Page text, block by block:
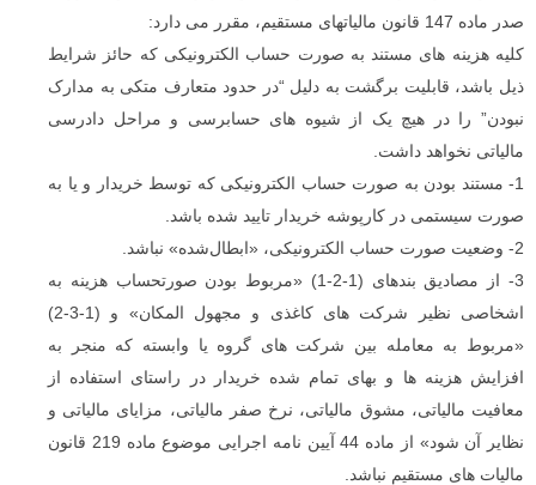
صدر ماده 147 قانون مالیاتهای مستقیم، مقرر می ‌دارد:
کلیه هزینه‌ های مستند به صورت‌ حساب الکترونیکی که حائز شرایط
ذیل باشد، قابلیت برگشت به دلیل “در حدود متعارف متکی به مدارک
نبودن” را در هیچ یک از شیوه های حسابرسی و مراحل دادرسی
مالیاتی نخواهد داشت.
1- مستند بودن به صورت‌ حساب الکترونیکی که توسط خریدار و یا به
صورت سیستمی در کارپوشه خریدار تایید شده باشد.
2- وضعیت صورت‌ حساب الکترونیکی، «ابطال‌شده» نباشد.
3- از مصادیق بندهای (1-2-1) «مربوط بودن صورتحساب هزینه به
اشخاصی نظیر شرکت ‌های کاغذی و مجهول‌ المکان» و (1-3-2)
«مربوط به معامله بین شرکت‌ های گروه یا وابسته که منجر به
افزایش هزینه ‌ها و بهای تمام شده خریدار در راستای استفاده از
معافیت مالیاتی، مشوق مالیاتی، نرخ صفر مالیاتی، مزایای مالیاتی و
نظایر آن ‌شود» از ماده 44 آیین‌ نامه اجرایی موضوع ماده 219 قانون
مالیات ‌های مستقیم نباشد.